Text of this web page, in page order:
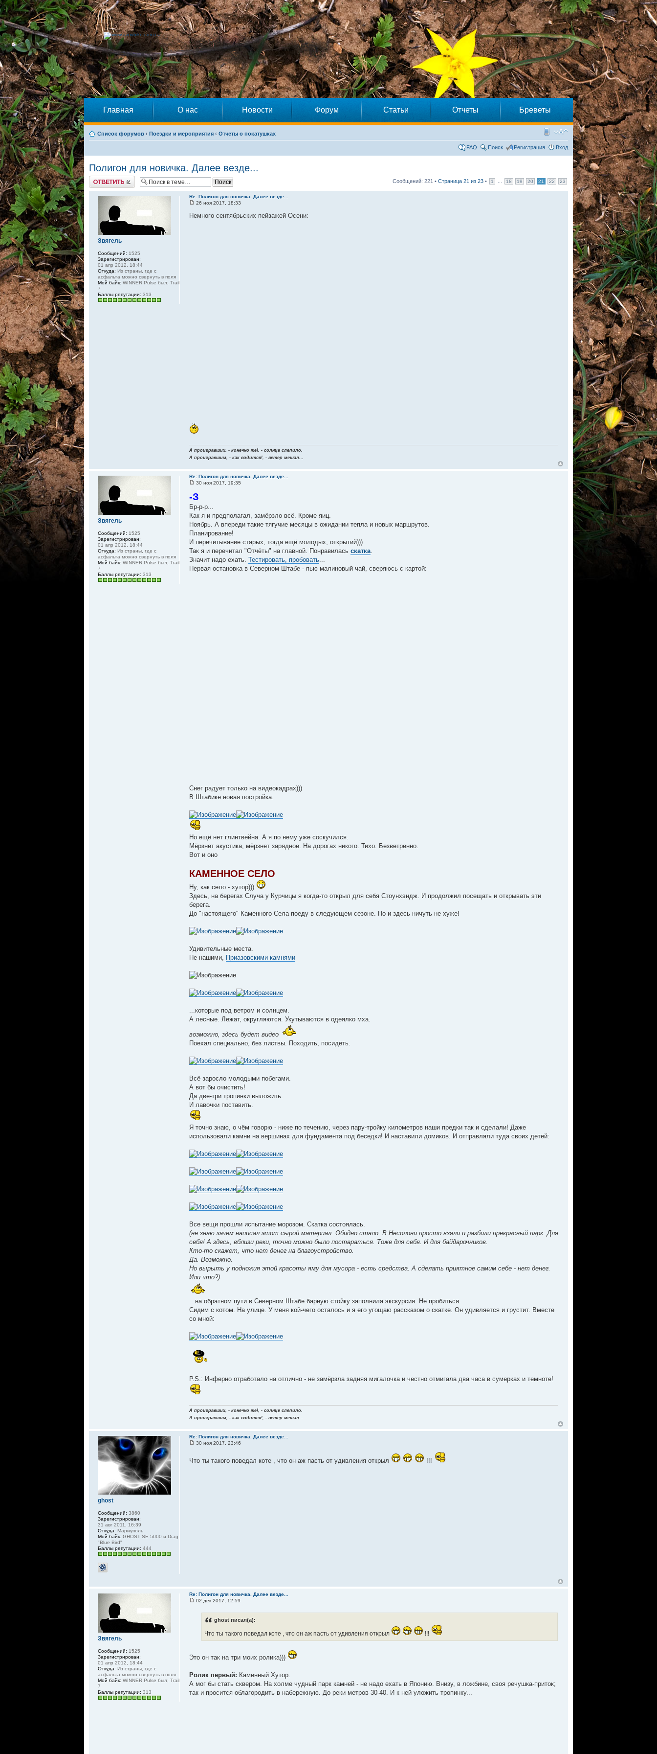
Главная О нас Новости Форум Статьи Отчеты Бреветы
Список форумов ‹ Поездки и мероприятия ‹ Отчеты о покатушках
FAQ Поиск Регистрация Вход
Полигон для новичка. Далее везде...
Ответить Сообщений: 221 • Страница 21 из 23 • 1 18 19 20 21 22 23
Re: Полигон для новичка. Далее везде...
26 ноя 2017, 18:33
Немного сентябрьских пейзажей Осени:
А проигравших, - конечно же!, - солнце слепило.
А проигравшим, - как водится!, - ветер мешал...
Звягель
Сообщений: 1525
Зарегистрирован:
01 апр 2012, 18:44
Откуда: Из страны, где с
асфальта можно свернуть в поля
Мой байк: WINNER Pulse был; Trail
7
Баллы репутации: 313
Re: Полигон для новичка. Далее везде...
30 ноя 2017, 19:35
-З
Бр-р-р...
Как я и предполагал, замёрзло всё. Кроме яиц.
Ноябрь. А впереди такие тягучие месяцы в ожидании тепла и новых маршрутов.
Планирование!
И перечитывание старых, тогда ещё молодых, открытий)))
Так я и перечитал "Отчёты" на главной. Понравилась скатка
Значит надо ехать. Тестировать, пробовать
Первая остановка в Северном Штабе - пью малиновый чай, сверяюсь с картой:
Снег радует только на видеокадрах)))
В Штабике новая постройка:
Но ещё нет глинтвейна. А я по нему уже соскучился.
Мёрзнет акустика, мёрзнет зарядное. На дорогах никого. Тихо. Безветренно.
Вот и оно
КАМЕННОЕ СЕЛО
Ну, как село - хутор)))
Здесь, на берегах Случа у Курчицы я когда-то открыл для себя Стоунхэндж. И продолжил посещать и открывать эти
берега.
До "настоящего" Каменного Села поеду в следующем сезоне. Но и здесь ничуть не хуже!
Удивительные места.
Не нашими, Приазовскими камнями
...которые под ветром и солнцем.
А лесные. Лежат, округляются. Укутываются в одеялко мха.
возможно, здесь будет видео
Поехал специально, без листвы. Походить, посидеть.
Всё заросло молодыми побегами.
А вот бы очистить!
Да две-три тропинки выложить.
И лавочки поставить.
Я точно знаю, о чём говорю - ниже по течению, через пару-тройку километров наши предки так и сделали! Даже
использовали камни на вершинах для фундамента под беседки! И наставили домиков. И отправляли туда своих детей:
Все вещи прошли испытание морозом. Скатка состоялась.
(не знаю зачем написал этот сырой материал. Обидно стало. В Несолони просто взяли и разбили прекрасный парк. Для
себя! А здесь, вблизи реки, точно можно было постараться. Тоже для себя. И для байдарочников.
Кто-то скажет, что нет денег на благоустройство.
Да. Возможно.
Но вырыть у подножия этой красоты яму для мусора - есть средства. А сделать приятное самим себе - нет денег.
Или что?)
...на обратном пути в Северном Штабе барную стойку заполнила экскурсия. Не пробиться.
Сидим с котом. На улице. У меня кой-чего осталось и я его угощаю рассказом о скатке. Он удивляется и грустит. Вместе
со мной:
P.S.: Инферно отработало на отлично - не замёрзла задняя мигалочка и честно отмигала два часа в сумерках и темноте!
А проигравших, - конечно же!, - солнце слепило.
А проигравшим, - как водится!, - ветер мешал...
Звягель
Сообщений: 1525
Зарегистрирован:
01 апр 2012, 18:44
Откуда: Из страны, где с
асфальта можно свернуть в поля
Мой байк: WINNER Pulse был; Trail
7
Баллы репутации: 313
Re: Полигон для новичка. Далее везде...
30 ноя 2017, 23:46
Что ты такого поведал коте , что он аж пасть от удивления открыл !!!
ghost
Сообщений: 3860
Зарегистрирован:
31 авг 2011, 16:39
Откуда: Мариуполь
Мой байк: GHOST SE 5000 и Drag
"Blue Bird"
Баллы репутации: 444
Re: Полигон для новичка. Далее везде...
02 дек 2017, 12:59
ghost писал(а):
Что ты такого поведал коте , что он аж пасть от удивления открыл !!!
Это он так на три моих ролика)))
Ролик первый: Каменный Хутор.
А мог бы стать сквером. На холме чудный парк камней - не надо ехать в Японию. Внизу, в ложбине, своя речушка-приток;
так и просится облагородить в набережную. До реки метров 30-40. И к ней уложить тропинку...
Звягель
Сообщений: 1525
Зарегистрирован:
01 апр 2012, 18:44
Откуда: Из страны, где с
асфальта можно свернуть в поля
Мой байк: WINNER Pulse был; Trail
7
Баллы репутации: 313